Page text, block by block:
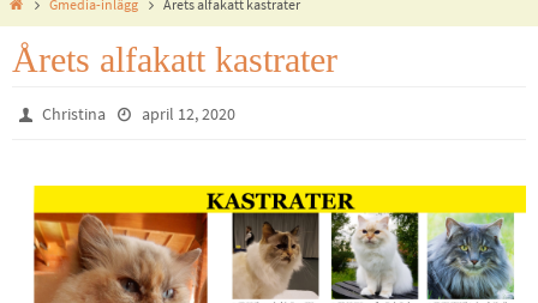
Gmedia-inlägg Årets alfakatt kastrater
Årets alfakatt kastrater
Christina april 12, 2020